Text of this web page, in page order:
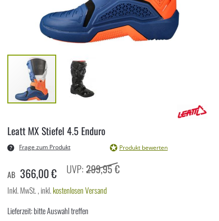
der
Bildergalerie
springen
Leatt MX Stiefel 4.5 Enduro
Frage zum Produkt Produkt bewerten
AB 366,00 € 299,95 €
Inkl. MwSt.,inkl.kostenlosen Versand
Lieferzeit: bitte Auswahl treffen